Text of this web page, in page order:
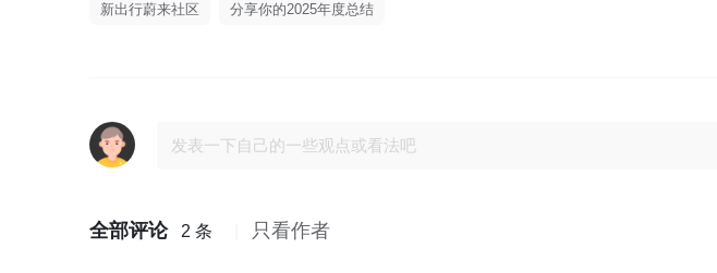
新出行蔚来社区 分享你的2025年度总结
全部评论 2 条 只看作者